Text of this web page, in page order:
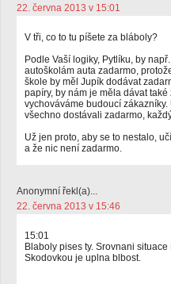
22. června 2013 v 15:01
V tři, co to tu píšete za bláboly?
Podle Vaší logiky, Pytlíku, by
autoškolám auta zadarmo,
škole by měl Jupík dodávat
papíry, by nám je měla dávat
vychováváme budoucí
všechno dostávali zadarmo,
Už jen proto, aby se to nestalo,
a že nic není zadarmo.
Anonymní řekl(a)...
22. června 2013 v 15:46
15:01
Blaboly pises ty. Srovnani
Skodovkou je uplna blbost.